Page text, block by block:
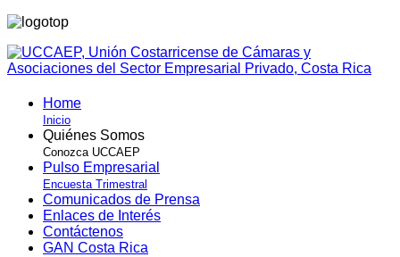
Home
Inicio
Quiénes Somos
Conozca UCCAEP
Pulso Empresarial
Encuesta Trimestral
Comunicados de Prensa
Enlaces de Interés
Contáctenos
GAN Costa Rica